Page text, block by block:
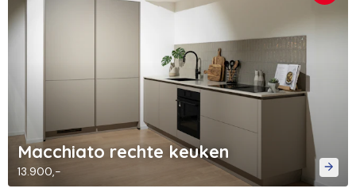
Macchiato rechte keuken
13.900,-